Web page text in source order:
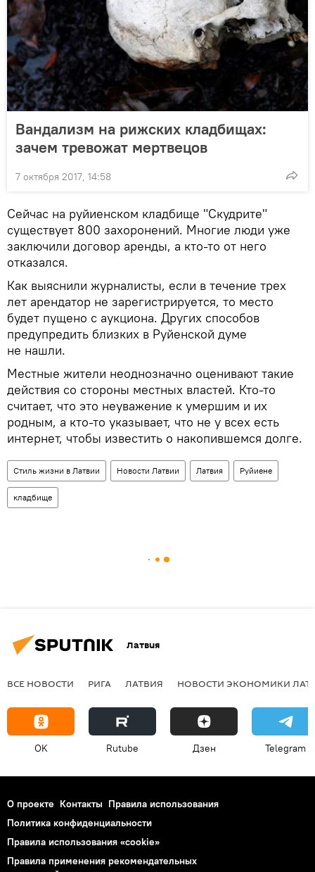
Вандализм на рижских кладбищах:
зачем тревожат мертвецов
7 октября 2017, 14:58
Сейчас на руйиенском кладбище "Скудрите"
существует 800 захоронений. Многие люди уже
заключили договор аренды, а кто-то от него
отказался.
Как выяснили журналисты, если в течение трех
лет арендатор не зарегистрируется, то место
будет пущено с аукциона. Других способов
предупредить близких в Руйенской думе
не нашли.
Местные жители неоднозначно оценивают такие
действия со стороны местных властей. Кто-то
считает, что это неуважение к умершим и их
родным, а кто-то указывает, что не у всех есть
интернет, чтобы известить о накопившемся долге.
Стиль жизни в Латвии Новости Латвии Латвия Руйиене
кладбище
Латвия
ВСЕ НОВОСТИ РИГА ЛАТВИЯ НОВОСТИ ЭКОНОМИКИ
OK Rutube Дзен Telegram
О проекте Контакты Правила использования
Политика конфиденциальности
Правила использования «cookie»
Правила применения рекомендательных